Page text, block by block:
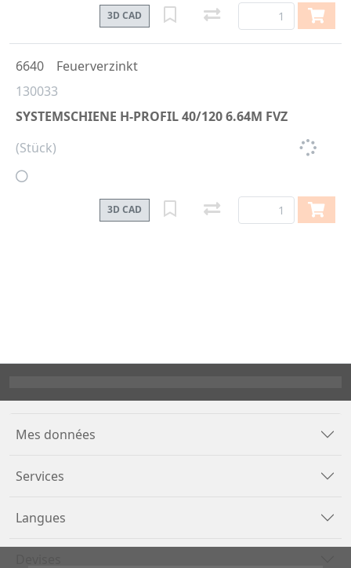
3D CAD
130033
SYSTEMSCHIENE H-PROFIL 40/120 6.64M FVZ
6640 Feuerverzinkt
(Stück)
3D CAD
Mes données
Services
Langues